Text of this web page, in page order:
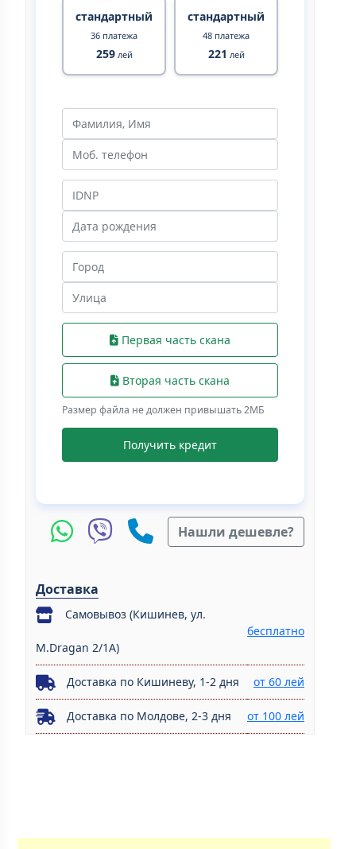
стандартный
36 платежа
259лей
стандартный
48 платежа
221 лей
Первая часть скана
Вторая часть скана
Размер файла не должен привышать 2МБ
Получить кредит
Нашли дешевле?
Доставка
Самовывоз (Кишинев, ул.
M.Dragan 2/1A)
бесплатно
Доставка по Кишиневу, 1-2 дня от 60 лей
Доставка по Молдове, 2-3 дня от 100 лей